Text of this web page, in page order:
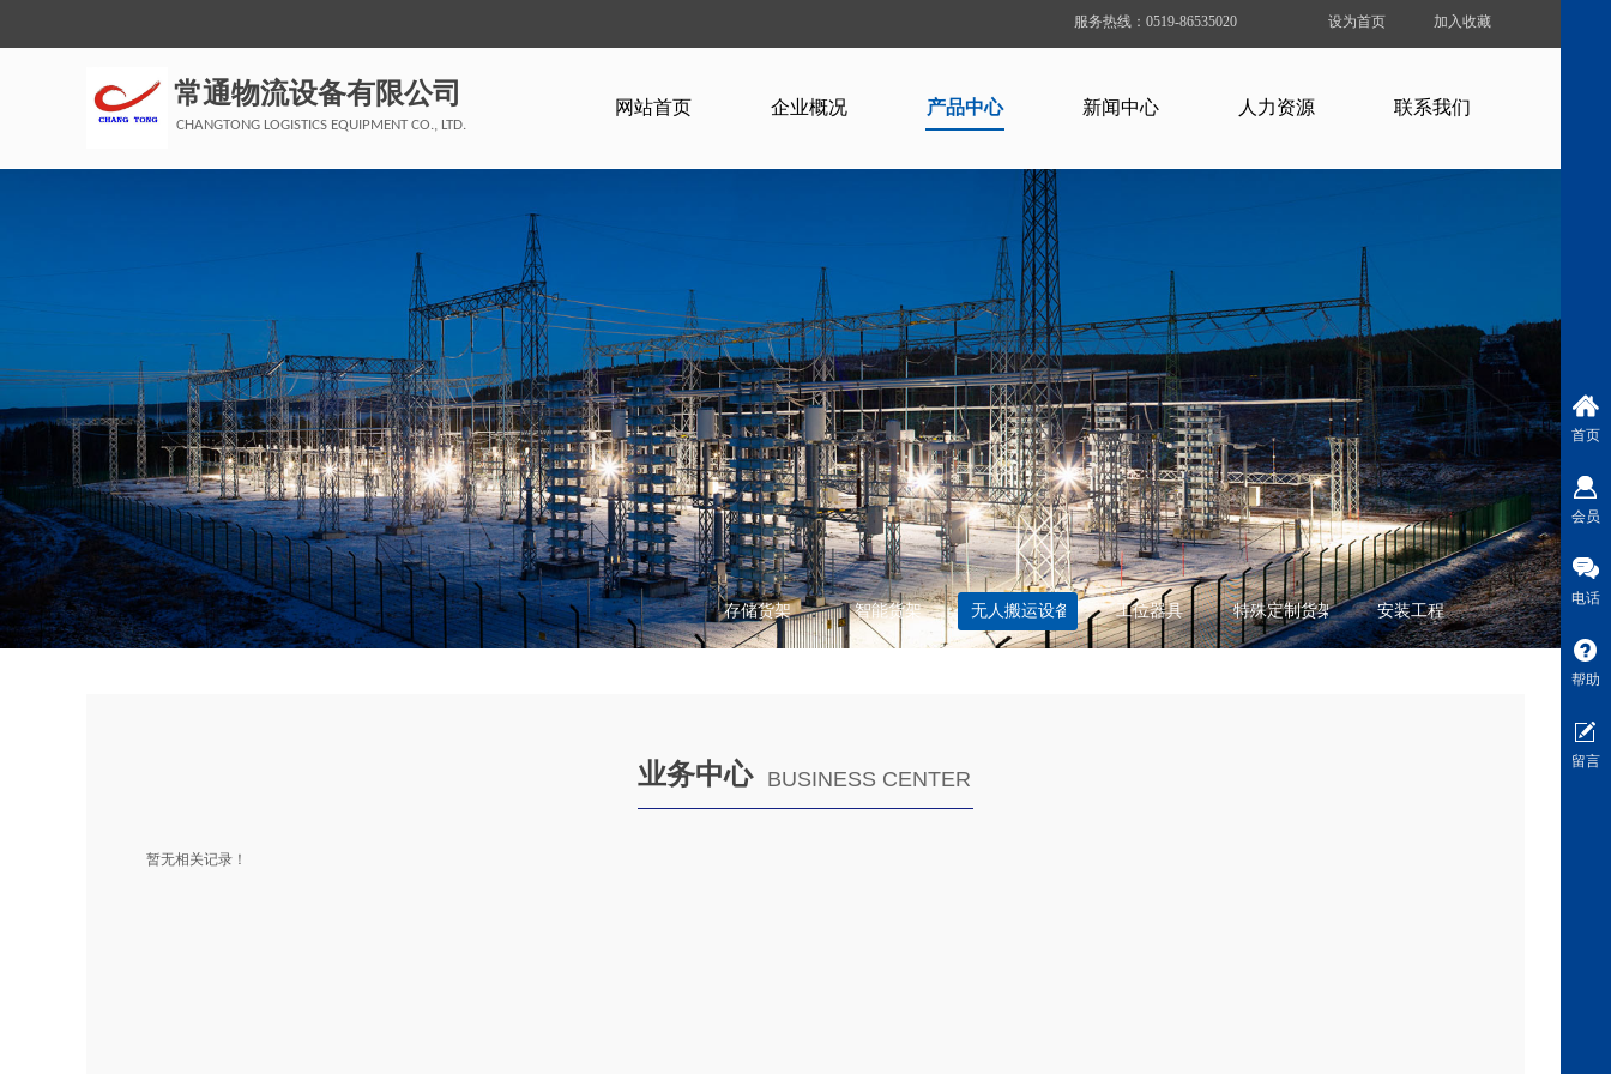
设为首页 加入收藏
服务热线：0519-86535020
CHANGTONG LOGISTICS EQUIPMENT CO., LTD.
常通物流设备有限公司 网站首页 企业概况 产品中心 新闻中心 人力资源 联系我们
网站首页 ⊙ 无人搬运设备 ⊙ 无人堆高机
当前位置： 存储货架 智能货架 无人搬运设备 工位器具 特殊定制货架 安装工程
暂无相关记录！
业务中心 BUSINESS CENTER
首页
会员
电话
帮助
留言